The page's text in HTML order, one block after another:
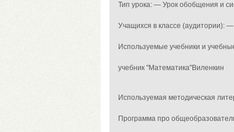
Тип урока: — Урок обобщения и
Учащихся в классе (аудитории):
Используемые учебники и
учебник "Математика"Виленкин
Используемая методическая
Программа про